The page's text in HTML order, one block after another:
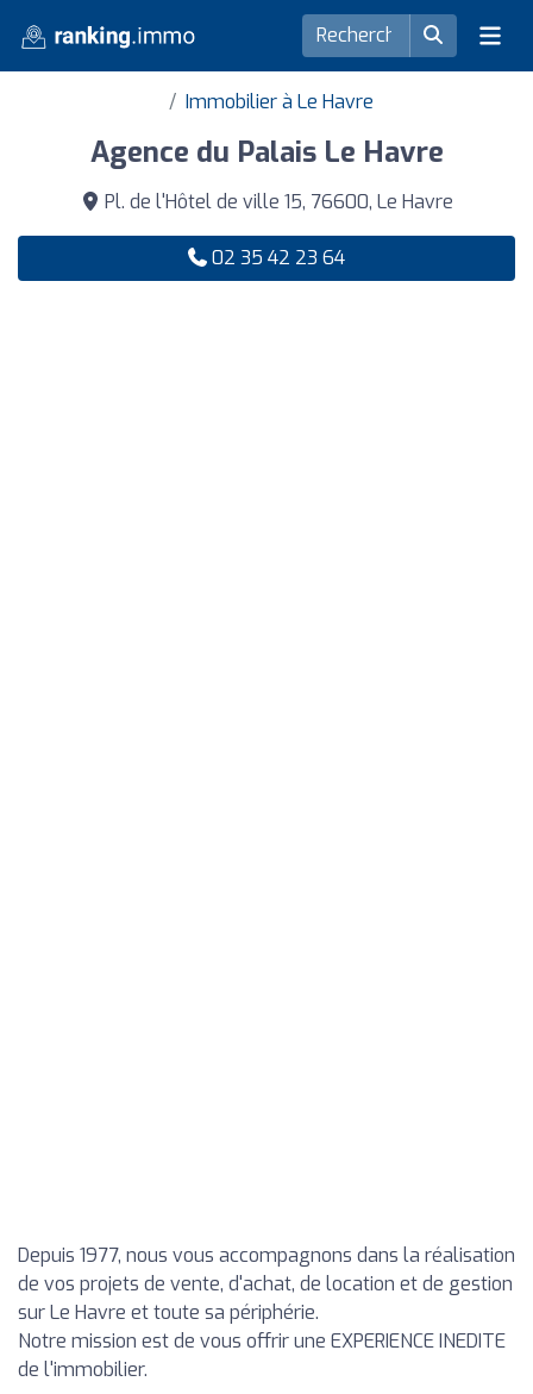
Immobilier à Le Havre
Agence du Palais Le Havre
Pl. de l'Hôtel de ville 15, 76600, Le Havre
02 35 42 23 64
Depuis 1977, nous vous accompagnons dans la réalisation
de vos projets de vente, d'achat, de location et de gestion
sur Le Havre et toute sa périphérie.
Notre mission est de vous offrir une EXPERIENCE INEDITE
de l'immobilier.